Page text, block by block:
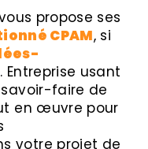
propose ses
CPAM, si
. Entreprise usant
savoir-faire de
en œuvre pour
votre projet de